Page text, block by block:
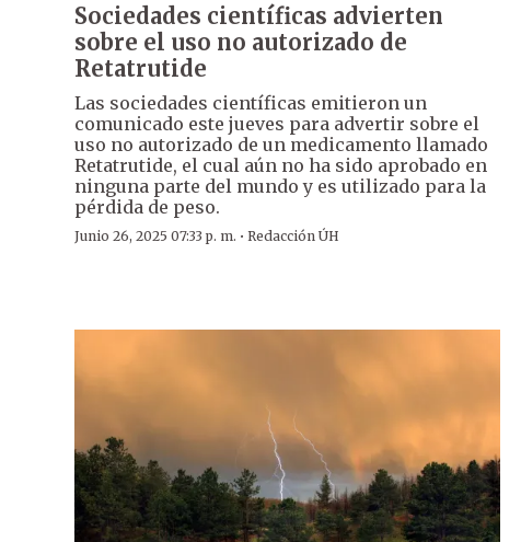
Sociedades científicas advierten
sobre el uso no autorizado de
Retatrutide
Las sociedades científicas emitieron un
comunicado este jueves para advertir sobre el
uso no autorizado de un medicamento llamado
Retatrutide, el cual aún no ha sido aprobado en
ninguna parte del mundo y es utilizado para la
pérdida de peso.
Junio 26, 2025 07:33 p. m. · Redacción ÚH